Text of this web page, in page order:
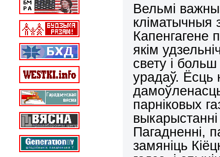
Вельмі
кліматычныя
Капенгагене
якім
свету і
урадаў. Ёсць
дамоўленасць
парніковых
Пагадненні,
замяніць